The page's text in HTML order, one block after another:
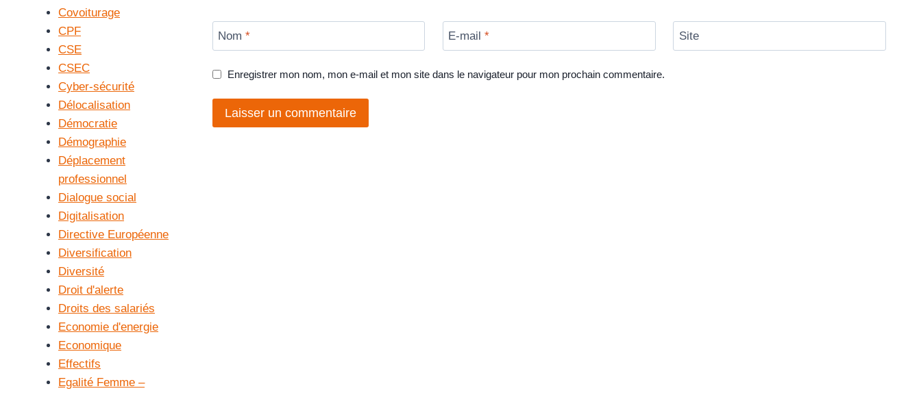
Nom * E-mail* Site
Enregistrer mon nom, mon e-mail et mon site dans le navigateur pour mon prochain commentaire.
Covoiturage
CPF
CSE
CSEC
Cyber-sécurité
Délocalisation
Démocratie
Démographie
Déplacement
professionnel
Dialogue social
Digitalisation
Directive Européenne
Diversification
Diversité
Droit d'alerte
Droits des salariés
Economie d'energie
Economique
Effectifs
Egalité Femme –